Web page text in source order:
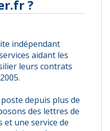
?
indépendant
aidant les
leurs contrats
depuis plus de
des lettres de
une service de